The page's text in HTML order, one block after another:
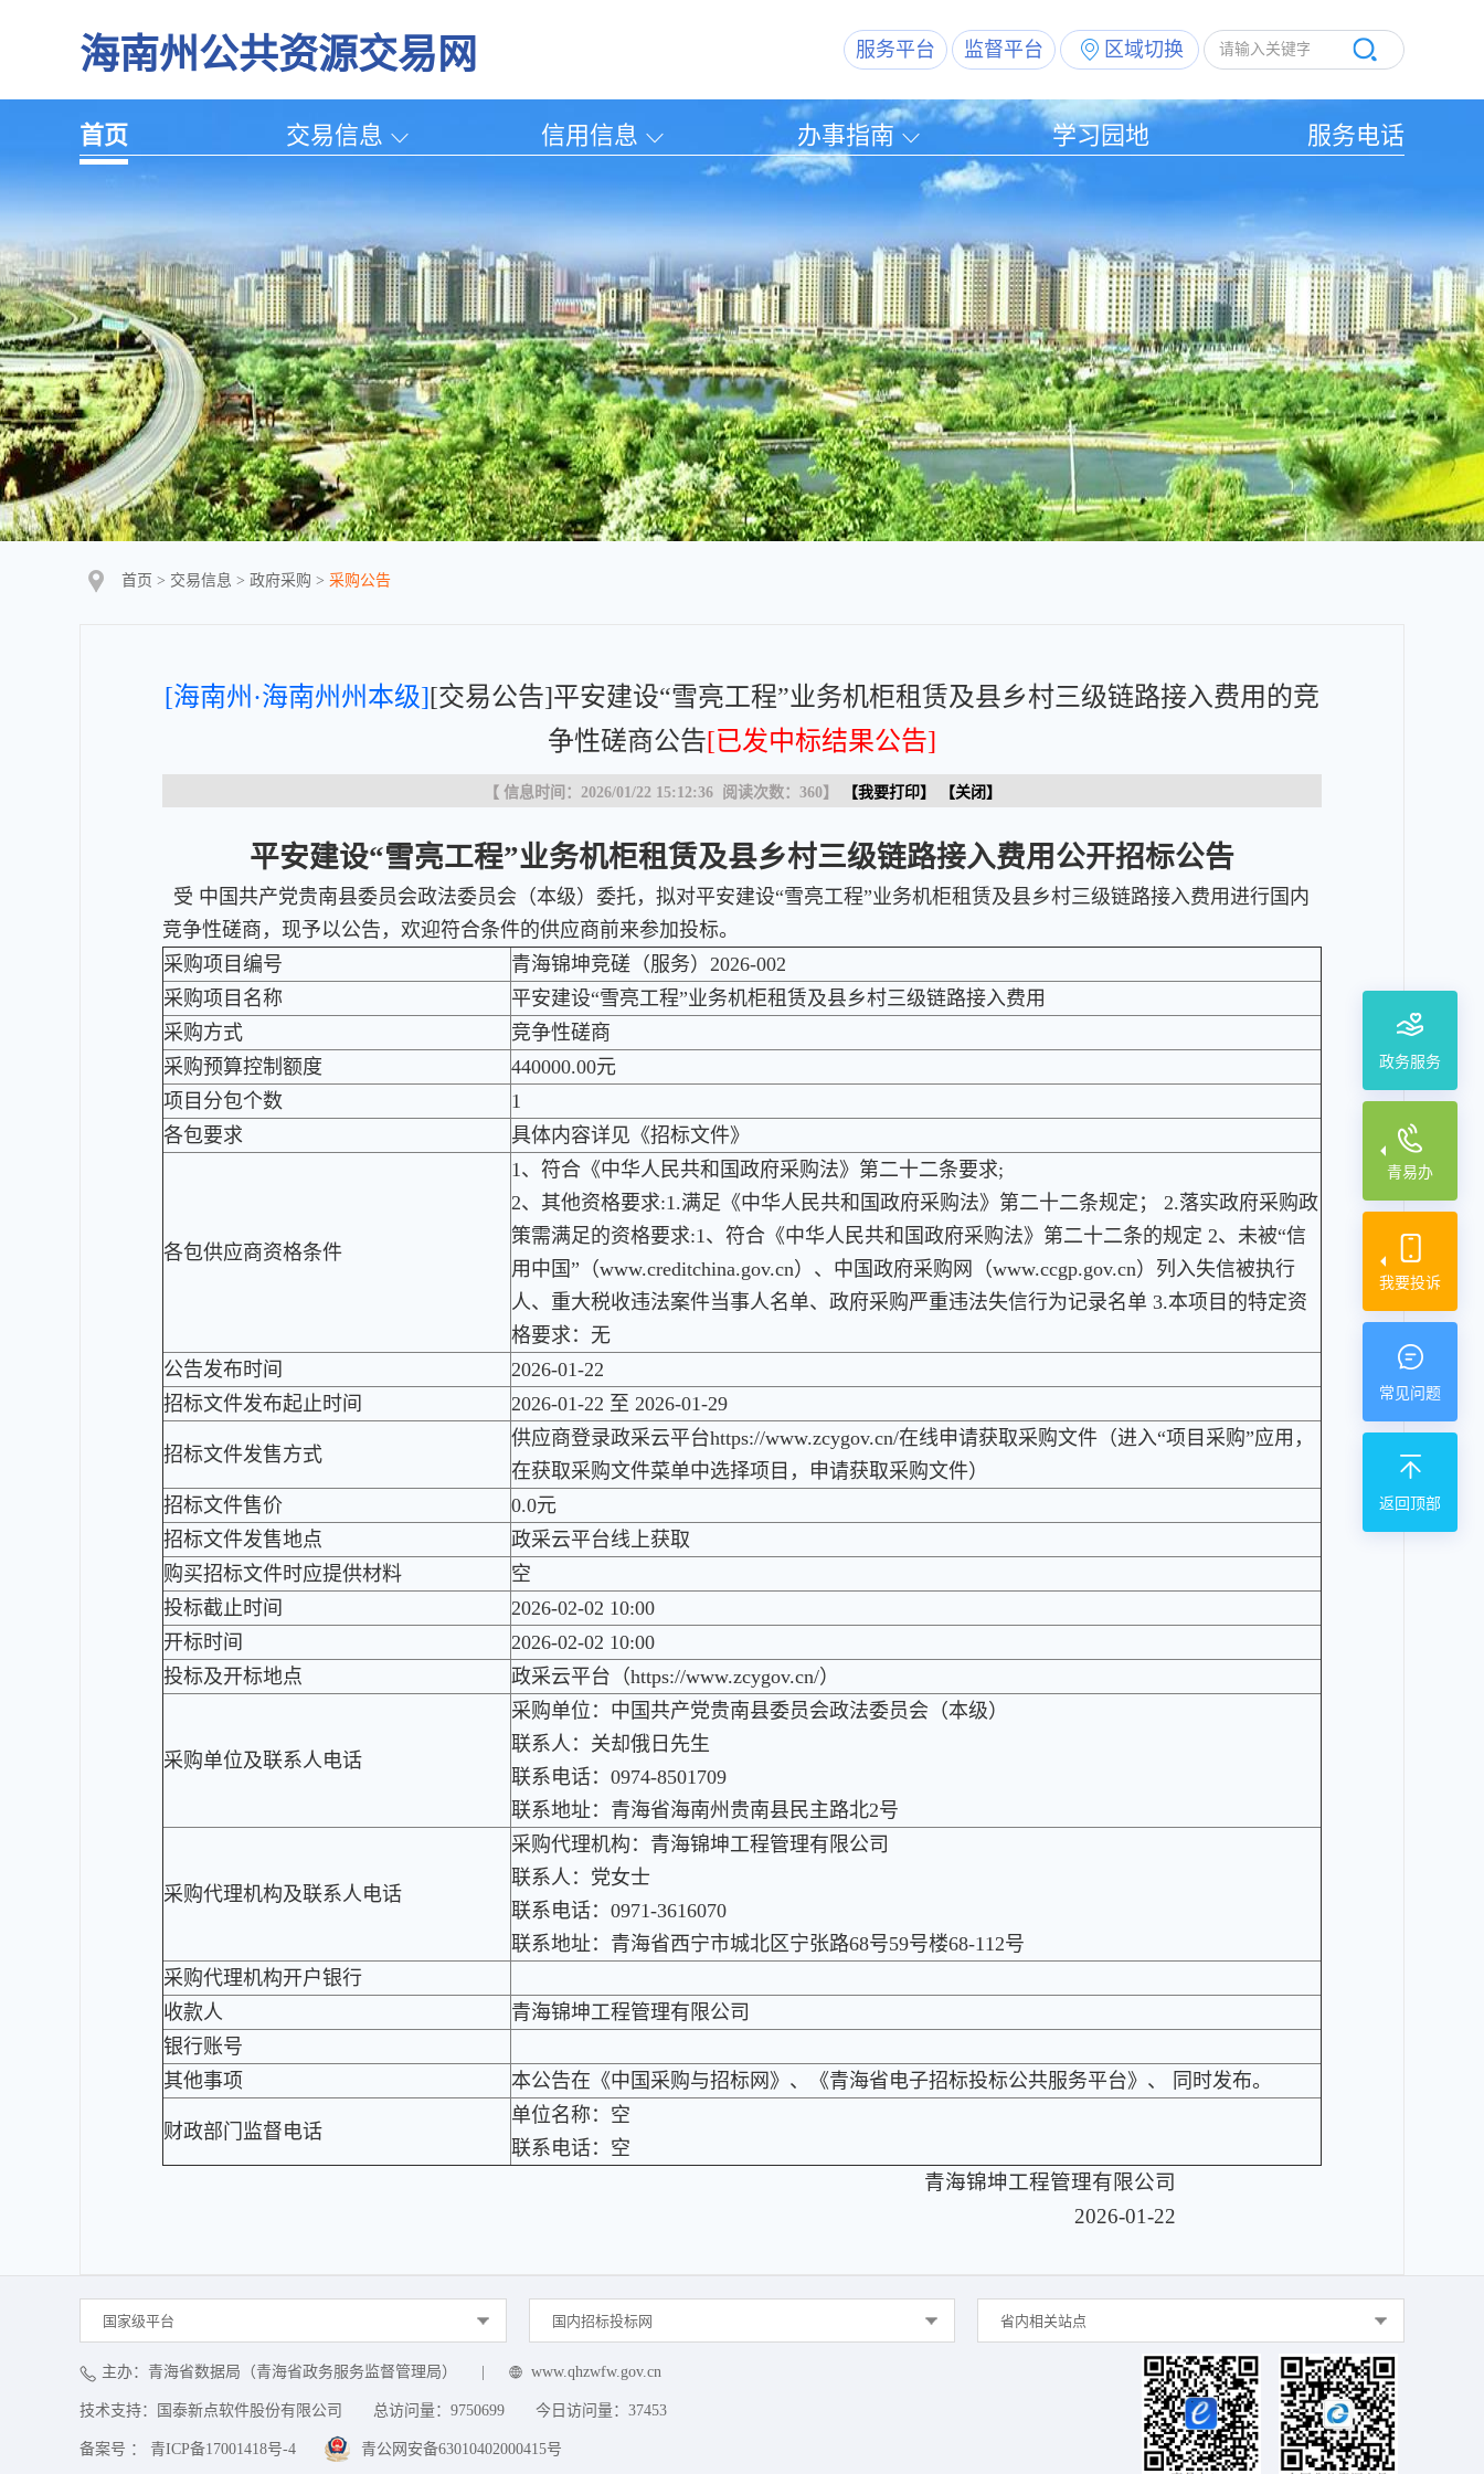
海南州公共资源交易网 服务平台 监督平台 区域切换
首页 交易信息 信用信息 办事指南 学习园地 服务电话
政务服务
青易办
我要投诉
常见问题
返回顶部
首页 > 交易信息 > 政府采购 > 采购公告
[海南州·海南州州本级][交易公告]平安建设“雪亮工程”业务机柜租赁及县乡村三级链路接入费用的竞
争性磋商公告[已发中标结果公告]
【 信息时间：2026/01/22 15:12:36 阅读次数： 360】 【我要打印】 【关闭 】
平安建设“雪亮工程”业务机柜租赁及县乡村三级链路接入费用公开招标公告
受 中国共产党贵南县委员会政法委员会（本级）委托，拟对平安建设“雪亮工程”业务机柜租赁及县乡村三级链路接入费用进行国内
竞争性磋商，现予以公告，欢迎符合条件的供应商前来参加投标。
采购项目编号
青海锦坤竞磋（服务）2026-002
采购项目名称
平安建设“雪亮工程”业务机柜租赁及县乡村三级链路接入费用
采购方式
竞争性磋商
采购预算控制额度
440000.00元
项目分包个数
1
各包要求
具体内容详见《招标文件》
各包供应商资格条件
1、符合《中华人民共和国政府采购法》第二十二条要求;
2、其他资格要求:1.满足《中华人民共和国政府采购法》第二十二条规定； 2.落实政府采购政
策需满足的资格要求:1、符合《中华人民共和国政府采购法》第二十二条的规定 2、未被“信
用中国”（www.creditchina.gov.cn）、中国政府采购网（www.ccgp.gov.cn）列入失信被执行
人、重大税收违法案件当事人名单、政府采购严重违法失信行为记录名单 3.本项目的特定资
格要求：无
公告发布时间
2026-01-22
招标文件发布起止时间
2026-01-22 至 2026-01-29
招标文件发售方式
供应商登录政采云平台https://www.zcygov.cn/在线申请获取采购文件（进入“项目采购”应用，
在获取采购文件菜单中选择项目，申请获取采购文件）
招标文件售价
0.0元
招标文件发售地点
政采云平台线上获取
购买招标文件时应提供材料
空
投标截止时间
2026-02-02 10:00
开标时间
2026-02-02 10:00
投标及开标地点
政采云平台（https://www.zcygov.cn/）
采购单位及联系人电话
采购单位：中国共产党贵南县委员会政法委员会（本级）
联系人：关却俄日先生
联系电话：0974-8501709
联系地址：青海省海南州贵南县民主路北2号
采购代理机构及联系人电话
采购代理机构：青海锦坤工程管理有限公司
联系人：党女士
联系电话：0971-3616070
联系地址：青海省西宁市城北区宁张路68号59号楼68-112号
采购代理机构开户银行
收款人
青海锦坤工程管理有限公司
银行账号
其他事项
本公告在《中国采购与招标网》、《青海省电子招标投标公共服务平台》、 同时发布。
财政部门监督电话
单位名称：空
联系电话：空
青海锦坤工程管理有限公司
2026-01-22
国家级平台 国内招标投标网 省内相关站点
主办：青海省数据局（青海省政务服务监督管理局） www.qhzwfw.gov.cn
技术支持：国泰新点软件股份有限公司 总访问量： 9750699 今日访问量： 37453
备案号 ： 青ICP备17001418号-4 青公网安备63010402000415号